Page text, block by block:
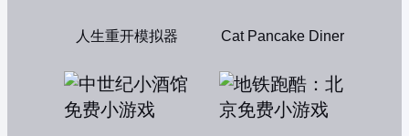
人生重开模拟器 Cat Pancake Diner